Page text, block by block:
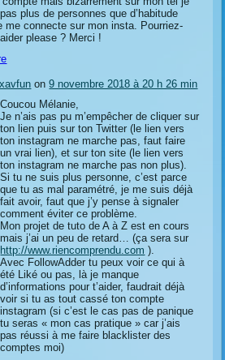
plus de personnes que d’habitude
me connecte sur mon insta. Pourriez-
please ? Merci !
xavfun on9 novembre 2018 à 20 h 26 min
Coucou Mélanie,
Je n’ais pas pu m’empêcher de cliquer sur
ton lien puis sur ton Twitter (le lien vers
ton instagram ne marche pas, faut faire
un vrai lien), et sur ton site (le lien vers
ton instagram ne marche pas non plus).
Si tu ne suis plus personne, c’est parce
que tu as mal paramétré, je me suis déjà
fait avoir, faut que j’y pense à signaler
comment éviter ce problème.
Mon projet de tuto de A à Z est en cours
mais j’ai un peu de retard… (ça sera sur
http://www.riencomprendu.com ).
Avec FollowAdder tu peux voir ce qui à
été Liké ou pas, là je manque
d’informations pour t’aider, faudrait déjà
voir si tu as tout cassé ton compte
instagram (si c’est le cas pas de panique
tu seras « mon cas pratique » car j’ais
pas réussi à me faire blacklister des
comptes moi)